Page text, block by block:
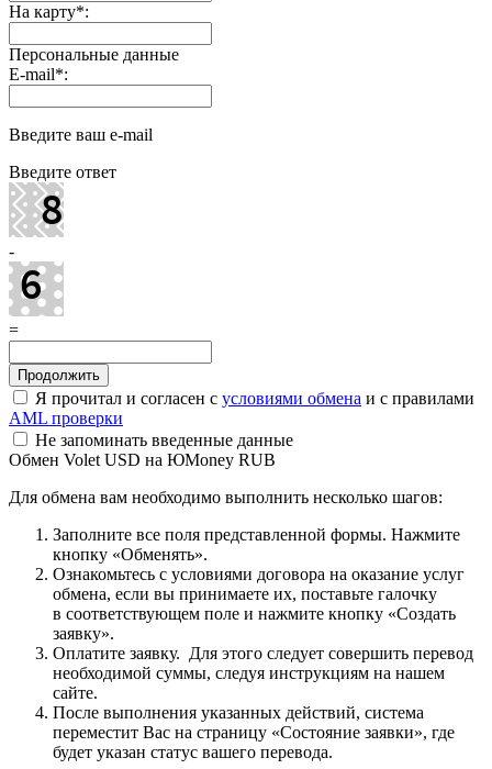
На карту*:
Персональные данные
E-mail*:
Введите ваш e-mail
Введите ответ
-
=
Я прочитал и согласен с условиями обмена и с правилами
AML проверки
Не запоминать введенные данные
Обмен Volet USD на ЮMoney RUB
Для обмена вам необходимо выполнить несколько шагов:
Заполните все поля представленной формы. Нажмите
кнопку «Обменять».
Ознакомьтесь с условиями договора на оказание услуг
обмена, если вы принимаете их, поставьте галочку
в соответствующем поле и нажмите кнопку «Создать
заявку».
Оплатите заявку. Для этого следует совершить перевод
необходимой суммы, следуя инструкциям на нашем
сайте.
После выполнения указанных действий, система
переместит Вас на страницу «Состояние заявки», где
будет указан статус вашего перевода.